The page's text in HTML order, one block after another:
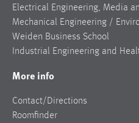
Electrical Engineering, Media
Mechanical Engineering /
Weiden Business School
Industrial Engineering and
More info
Contact/Directions
Roomfinder